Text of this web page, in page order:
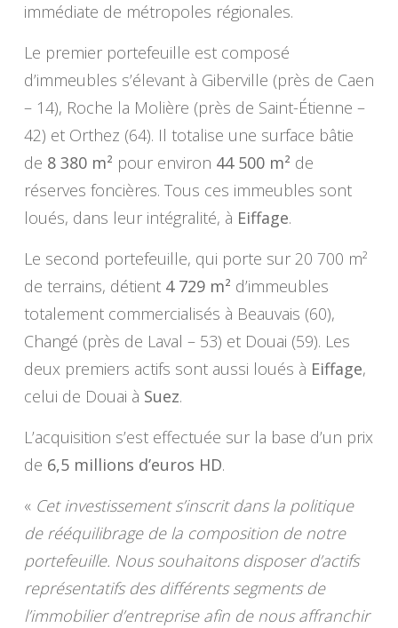
immédiate de métropoles régionales.
Le premier portefeuille est composé
d’immeubles s’élevant à Giberville (près de Caen
– 14), Roche la Molière (près de Saint-Étienne –
42) et Orthez (64). Il totalise une surface bâtie
de 8 380 m² pour environ 44 500 m² de
réserves foncières. Tous ces immeubles sont
loués, dans leur intégralité, à Eiffage.
Le second portefeuille, qui porte sur 20 700 m²
de terrains, détient 4 729 m² d’immeubles
totalement commercialisés à Beauvais (60),
Changé (près de Laval – 53) et Douai (59). Les
deux premiers actifs sont aussi loués à Eiffage,
celui de Douai à Suez.
L’acquisition s’est effectuée sur la base d’un prix
de 6,5 millions d’euros HD.
« Cet investissement s’inscrit dans la politique
de rééquilibrage de la composition de notre
portefeuille. Nous souhaitons disposer d’actifs
représentatifs des différents segments de
l’immobilier d’entreprise afin de nous affranchir